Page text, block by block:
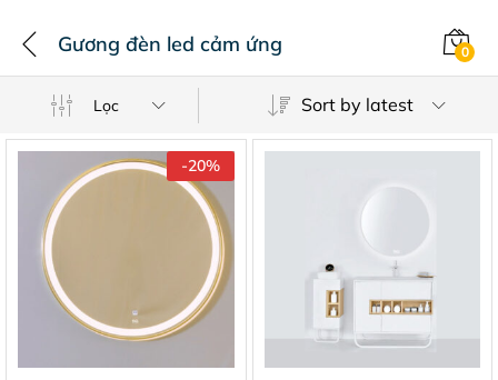
Gương đèn led cảm ứng 0
Lọc Sort by latest
-20%